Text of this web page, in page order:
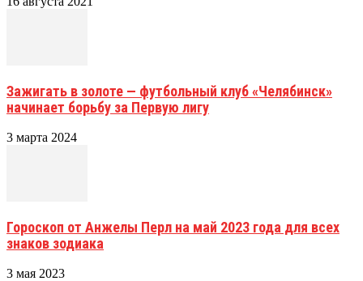
Зажигать в золоте — футбольный клуб «Челябинск»
начинает борьбу за Первую лигу
3 марта 2024
Гороскоп от Анжелы Перл на май 2023 года для всех
знаков зодиака
3 мая 2023